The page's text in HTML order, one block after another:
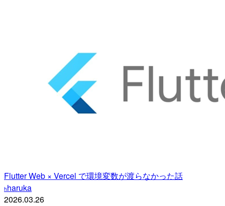
Flutter Web × Vercel で環境変数が渡らなかった話
hharuka
2026.03.26